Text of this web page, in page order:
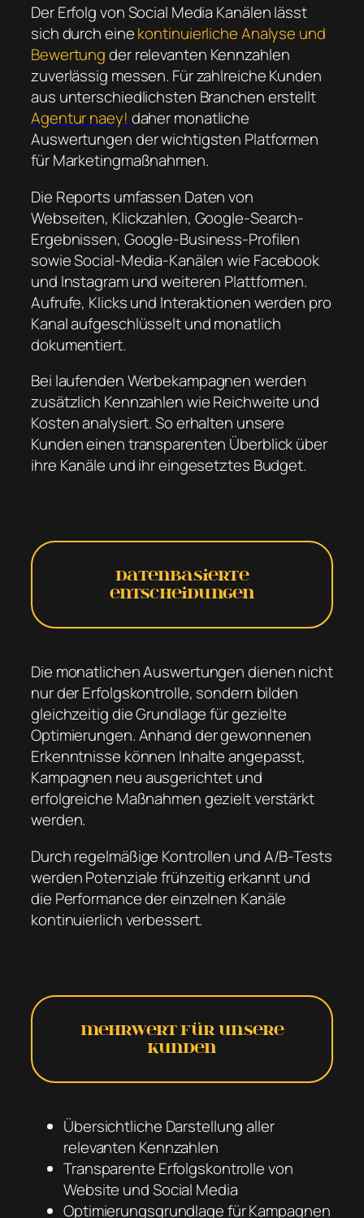
Der Erfolg von Social Media Kanälen lässt
sich durch einekontinuierliche Analyse und
Bewertungder relevanten Kennzahlen
zuverlässig messen. Für zahlreiche Kunden
aus unterschiedlichsten Branchen erstellt
Agentur naey! daher monatliche
Auswertungen der wichtigsten Platformen
für Marketingmaßnahmen.
Die Reports umfassen Daten von
Webseiten, Klickzahlen, Google-Search-
Ergebnissen, Google-Business-Profilen
sowie Social-Media-Kanälen wie Facebook
und Instagram und weiteren Plattformen.
Aufrufe, Klicks und Interaktionen werden pro
Kanal aufgeschlüsselt und monatlich
dokumentiert.
Bei laufenden Werbekampagnen werden
zusätzlich Kennzahlen wie Reichweite und
Kosten analysiert. So erhalten unsere
Kunden einen transparenten Überblick über
ihre Kanäle und ihr eingesetztes Budget.
Datenbasierte
Entscheidungen
Die monatlichen Auswertungen dienen nicht
nur der Erfolgskontrolle, sondern bilden
gleichzeitig die Grundlage für gezielte
Optimierungen. Anhand der gewonnenen
Erkenntnisse können Inhalte angepasst,
Kampagnen neu ausgerichtet und
erfolgreiche Maßnahmen gezielt verstärkt
werden.
Durch regelmäßige Kontrollen und A/B-Tests
werden Potenziale frühzeitig erkannt und
die Performance der einzelnen Kanäle
kontinuierlich verbessert.
Mehrwert für unsere
Kunden
Übersichtliche Darstellung aller
relevanten Kennzahlen
Transparente Erfolgskontrolle von
Website und Social Media
Optimierungsgrundlage für Kampagnen